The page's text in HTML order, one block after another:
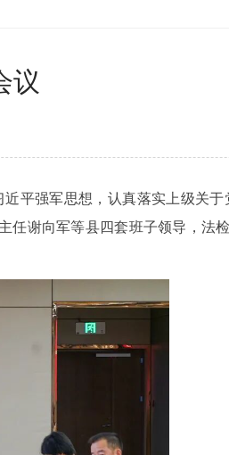
议
平强军思想，认真落实上级关于
谢向军等县四套班子领导，法